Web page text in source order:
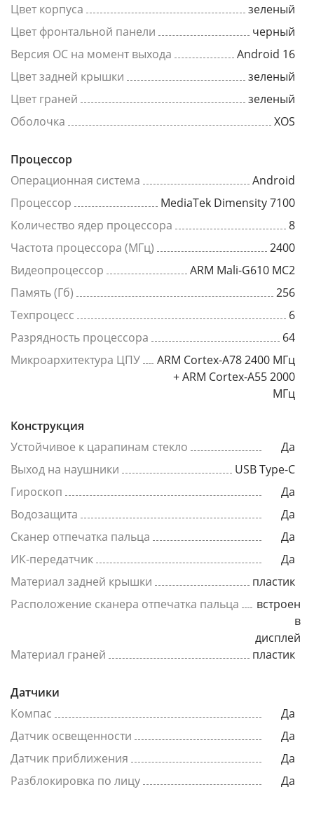
Цвет корпуса
зеленый
Цвет фронтальной панели
черный
Версия ОС на момент выхода
Android 16
Цвет задней крышки
зеленый
Цвет граней
зеленый
Оболочка
XOS
Процессор
Операционная система
Android
Процессор
MediaTek Dimensity 7100
Количество ядер процессора
8
Частота процессора (МГц)
2400
Видеопроцессор
ARM Mali-G610 MC2
Память (Гб)
256
Техпроцесс
6
Разрядность процессора
64
Микроархитектура ЦПУ
ARM Cortex-A78 2400 МГц
+ ARM Cortex-A55 2000
МГц
Конструкция
Устойчивое к царапинам стекло
Да
Выход на наушники
USB Type-C
Гироскоп
Да
Водозащита
Да
Сканер отпечатка пальца
Да
ИК-передатчик
Да
Материал задней крышки
пластик
Расположение сканера отпечатка пальца
встроен
в
дисплей
Материал граней
пластик
Датчики
Компас
Да
Датчик освещенности
Да
Датчик приближения
Да
Разблокировка по лицу
Да